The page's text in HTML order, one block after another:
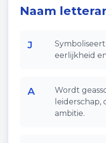
Naam
J
eerlijkheid
A
Wordt
ambitie.